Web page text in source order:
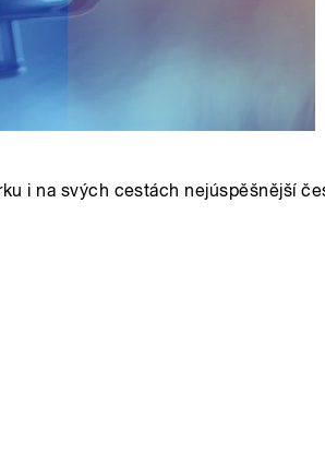
i na svých cestách nejúspěšnější